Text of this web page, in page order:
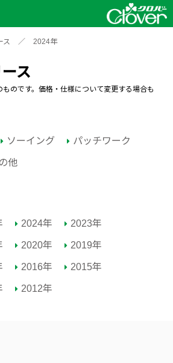
ス ／ 2024年
ス
のです。価格・仕様について変更する場合も
ソーイング パッチワーク
他
2024年 2023年
2020年 2019年
2016年 2015年
2012年